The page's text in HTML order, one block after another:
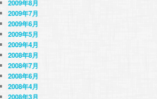
2009年8月
2009年7月
2009年6月
2009年5月
2009年4月
2008年8月
2008年7月
2008年6月
2008年4月
2008年3月